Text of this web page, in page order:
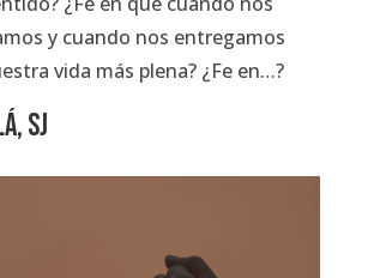
y cuando nos entregamos
vida más plena? ¿Fe en…?
SJ